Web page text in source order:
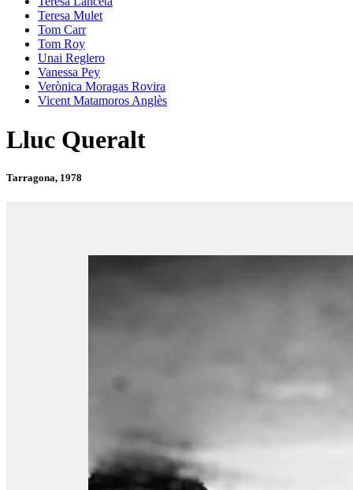
Teresa Mulet
Tom Carr
Tom Roy
Unai Reglero
Vanessa Pey
Verònica Moragas Rovira
Vicent Matamoros Anglès
Lluc Queralt
Tarragona, 1978